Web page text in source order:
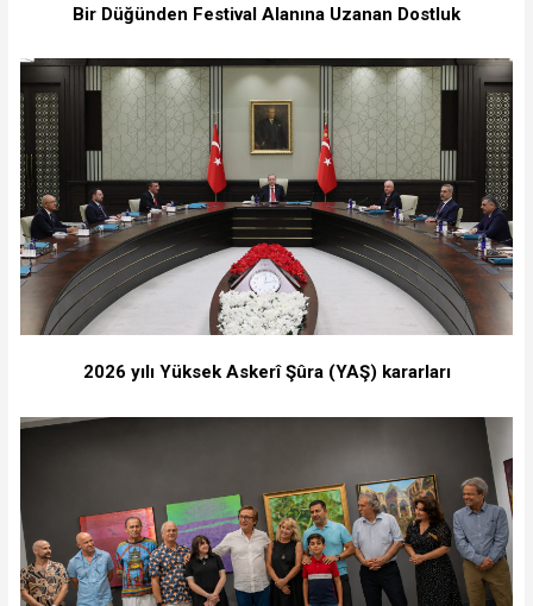
Bir Düğünden Festival Alanına Uzanan Dostluk
2026 yılı Yüksek Askerî Şûra (YAŞ) kararları